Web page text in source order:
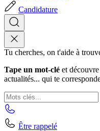
Candidature
Tu cherches, on t'aide à
Tape un mot-clé et
actualités... qui te
Être rappelé